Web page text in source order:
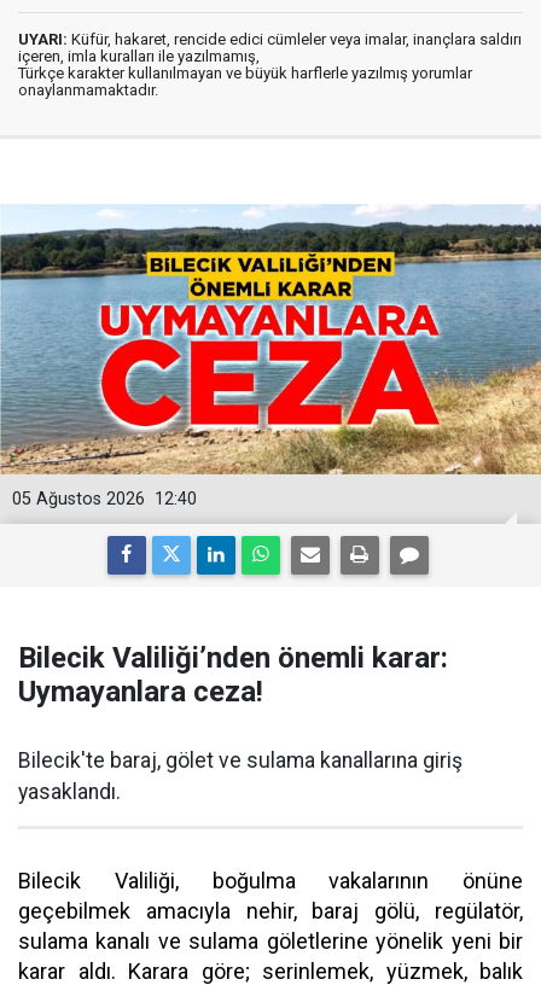
UYARI: Küfür, hakaret, rencide edici cümleler veya imalar, inançlara saldırı
içeren, imla kuralları ile yazılmamış,
Türkçe karakter kullanılmayan ve büyük harflerle yazılmış yorumlar
onaylanmamaktadır.
12:40
05 Ağustos 2026
Bilecik Valiliği’nden önemli karar:
Uymayanlara ceza!
Bilecik'te baraj, gölet ve sulama kanallarına giriş
yasaklandı.
Bilecik Valiliği, boğulma vakalarının önüne
geçebilmek amacıyla nehir, baraj gölü, regülatör,
sulama kanalı ve sulama göletlerine yönelik yeni bir
karar aldı. Karara göre; serinlemek, yüzmek, balık